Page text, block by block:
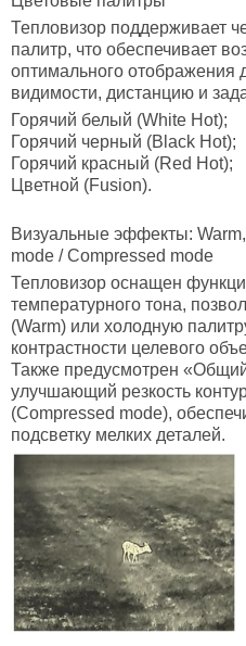
Тепловизор поддерживает
палитр, что обеспечивает
оптимального отображения
видимости, дистанцию и
Горячий белый (White Hot);
Горячий черный (Black Hot);
Горячий красный (Red Hot);
Цветной (Fusion).
Визуальные эффекты:
mode / Compressed mode
Тепловизор оснащен
температурного тона,
(Warm) или холодную
контрастности целевого
Также предусмотрен
улучшающий резкость
(Compressed mode),
подсветку мелких деталей.